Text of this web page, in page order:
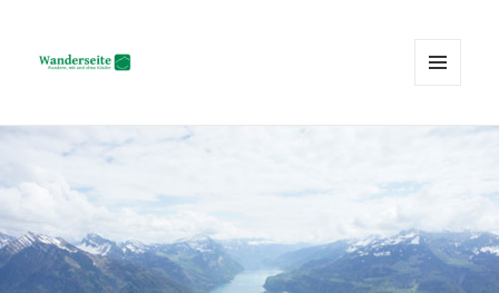
Wanderseite.ch
WIDGETS